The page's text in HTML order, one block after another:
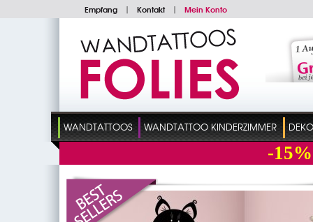
Empfang | Kontakt | Mein Konto
WANDTATTOOS WANDTATTOO KINDERZIMMER
-15%